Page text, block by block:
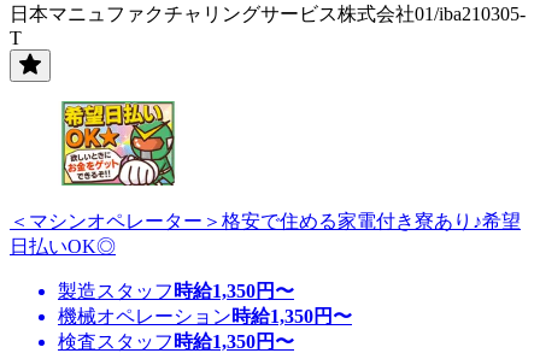
日本マニュファクチャリングサービス株式会社01/iba210305-
T
＜マシンオペレーター＞格安で住める家電付き寮あり♪希望
日払いOK◎
製造スタッフ 時給1,350円〜
機械オペレーション時給1,350円〜
検査スタッフ 時給1,350円〜